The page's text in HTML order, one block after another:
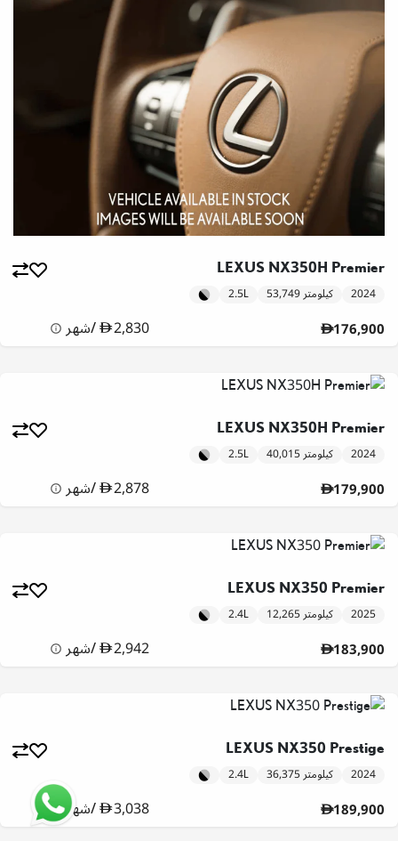
LEXUS NX350H Premier
2024 53,749 كيلومتر 2.5L
176,900
2,830
/شهر
LEXUS NX350H Premier
2024 40,015 كيلومتر 2.5L
179,900
2,878
/شهر
LEXUS NX350 Premier
2025 12,265 كيلومتر 2.4L
183,900
2,942
/شهر
LEXUS NX350 Prestige
2024 36,375 كيلومتر 2.4L
189,900
3,038
/شهر